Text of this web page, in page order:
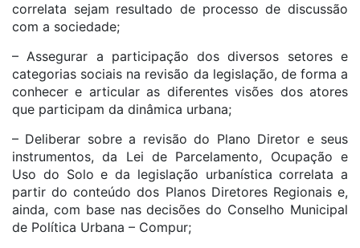
correlata sejam resultado de processo de discussão
com a sociedade;
– Assegurar a participação dos diversos setores e
categorias sociais na revisão da legislação, de forma a
conhecer e articular as diferentes visões dos atores
que participam da dinâmica urbana;
– Deliberar sobre a revisão do Plano Diretor e seus
instrumentos, da Lei de Parcelamento, Ocupação e
Uso do Solo e da legislação urbanística correlata a
partir do conteúdo dos Planos Diretores Regionais e,
ainda, com base nas decisões do Conselho Municipal
de Política Urbana – Compur;